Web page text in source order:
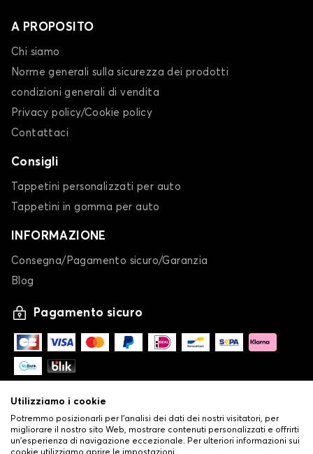
A PROPOSITO
Chi siamo
Norme generali sulla sicurezza dei prodotti
condizioni generali di vendita
Privacy policy/Cookie policy
Contattaci
Consigli
Tappetini personalizzati per auto
Tappetini in gomma per auto
INFORMAZIONE
Consegna/Pagamento sicuro/Garanzia
Blog
Pagamento sicuro
Utilizziamo i cookie
Potremmo posizionarli per l'analisi dei dati dei nostri visitatori, per
migliorare il nostro sito Web, mostrare contenuti personalizzati e offrirti
un'esperienza di navigazione eccezionale. Per ulteriori informazioni sui